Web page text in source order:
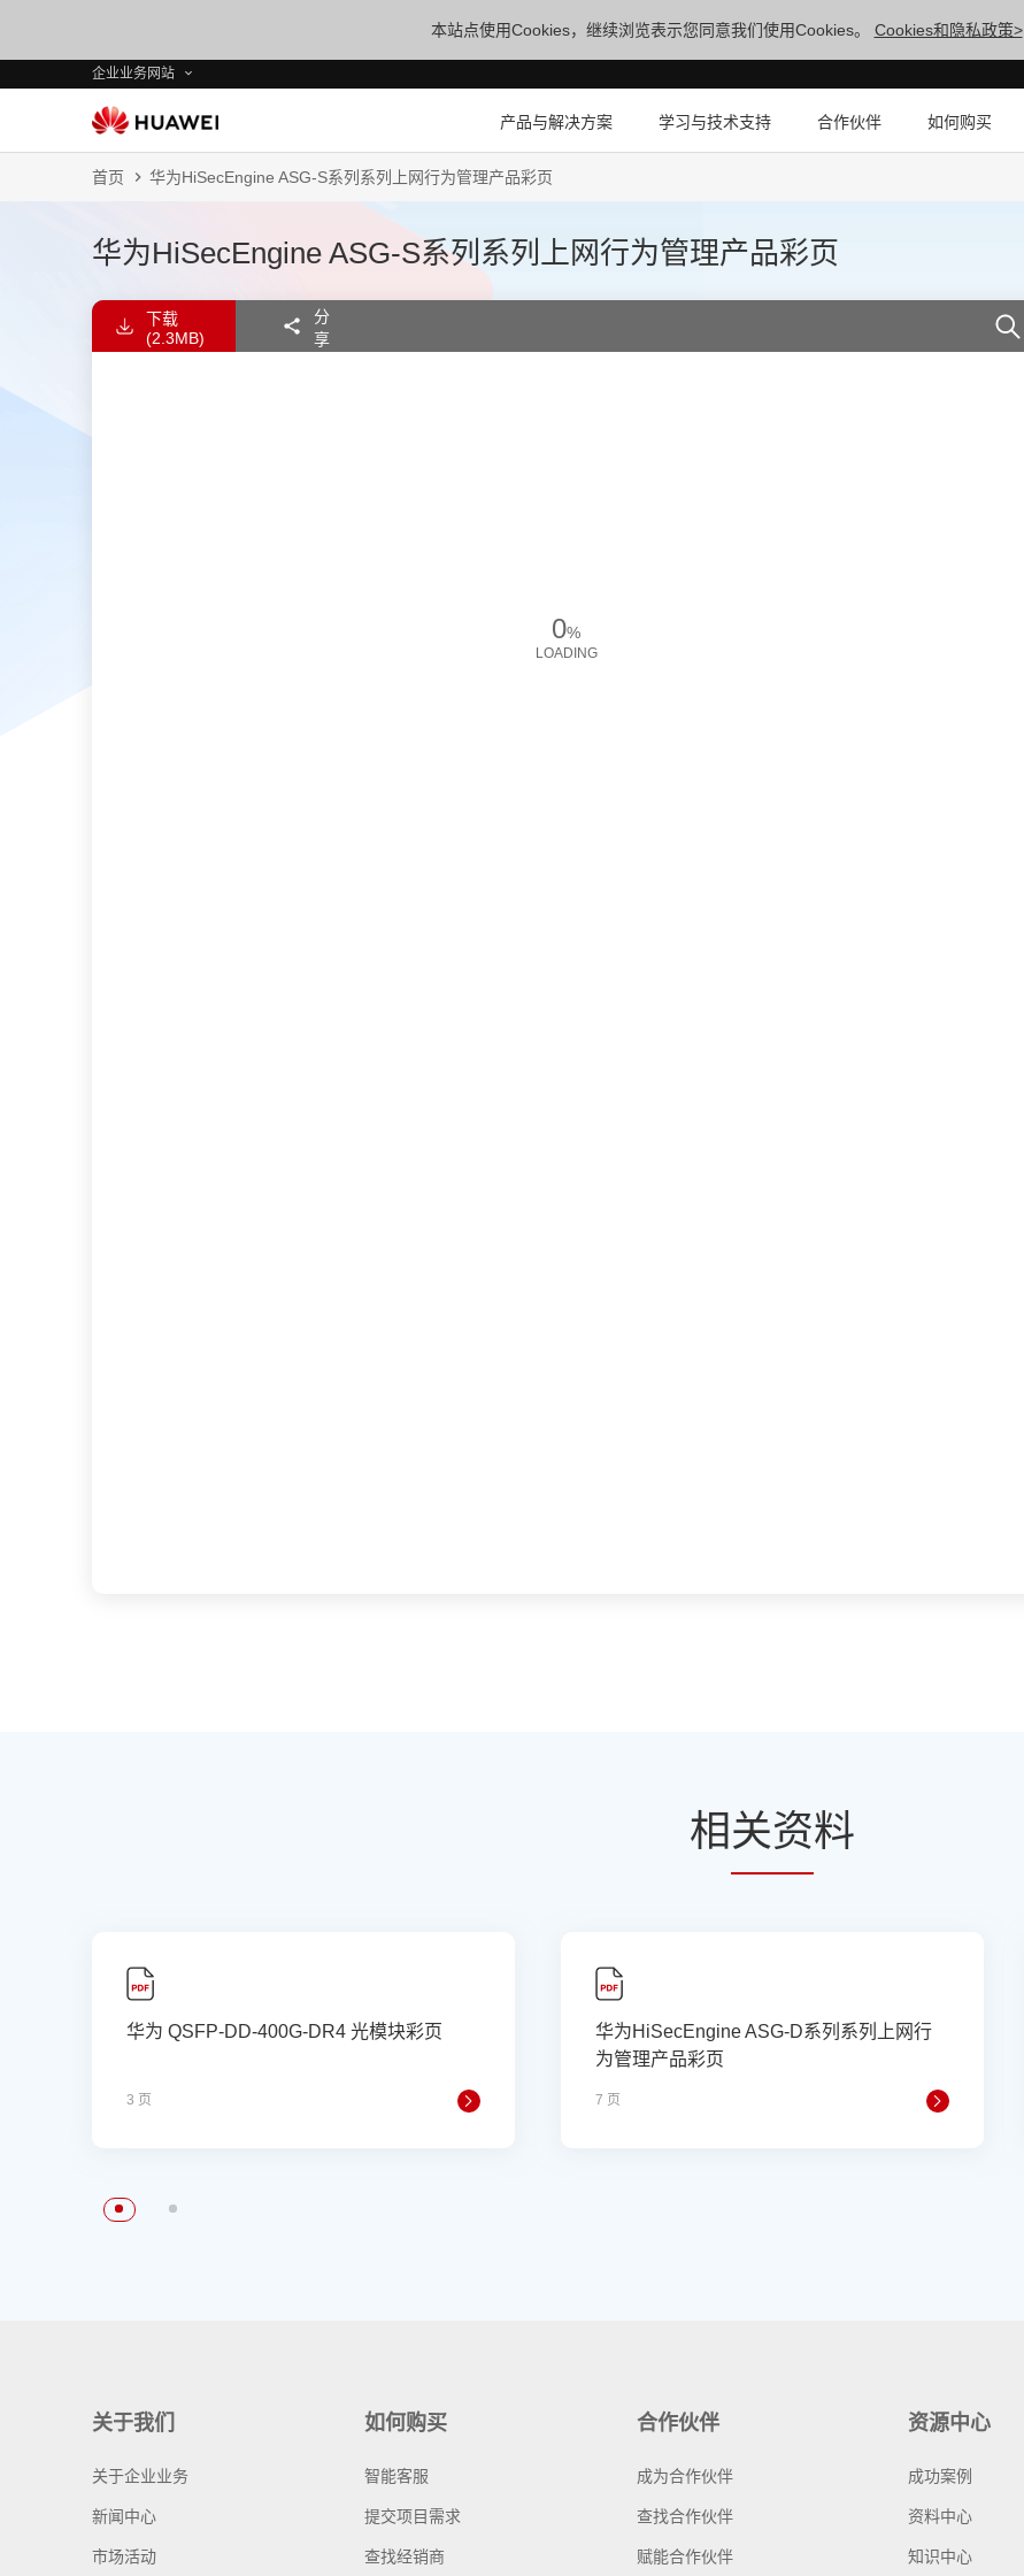
本站点使用Cookies，继续浏览表示您同意我们使用Cookies。 Cookies和隐私政策>
企业业务网站
产品与解决方案 学习与技术支持 合作伙伴 如何购买
首页 华为HiSecEngine ASG-S系列系列上网行为管理产品彩页
华为HiSecEngine ASG-S系列系列上网行为管理产品彩页
下载
(2.3MB)
分
享
0%
LOADING
相关资料
华为 QSFP-DD-400G-DR4 光模块彩页
3 页
华为HiSecEngine ASG-D系列系列上网行
为管理产品彩页
7 页
关于我们
关于企业业务
新闻中心
市场活动
如何购买
智能客服
提交项目需求
查找经销商
合作伙伴
成为合作伙伴
查找合作伙伴
赋能合作伙伴
资源中心
成功案例
资料中心
知识中心